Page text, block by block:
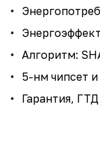
Алгоритм:
5-нм чипсет
Гарантия,